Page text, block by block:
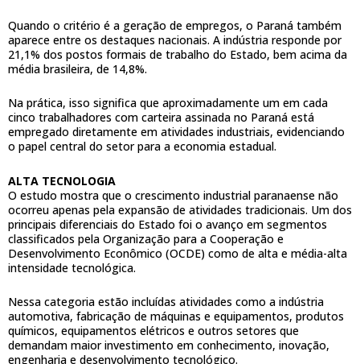
Quando o critério é a geração de empregos, o Paraná também
aparece entre os destaques nacionais. A indústria responde por
21,1% dos postos formais de trabalho do Estado, bem acima da
média brasileira, de 14,8%.
Na prática, isso significa que aproximadamente um em cada
cinco trabalhadores com carteira assinada no Paraná está
empregado diretamente em atividades industriais, evidenciando
o papel central do setor para a economia estadual.
ALTA TECNOLOGIA
O estudo mostra que o crescimento industrial paranaense não
ocorreu apenas pela expansão de atividades tradicionais. Um dos
principais diferenciais do Estado foi o avanço em segmentos
classificados pela Organização para a Cooperação e
Desenvolvimento Econômico (OCDE) como de alta e média-alta
intensidade tecnológica.
Nessa categoria estão incluídas atividades como a indústria
automotiva, fabricação de máquinas e equipamentos, produtos
químicos, equipamentos elétricos e outros setores que
demandam maior investimento em conhecimento, inovação,
engenharia e desenvolvimento tecnológico.